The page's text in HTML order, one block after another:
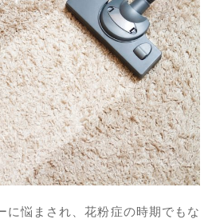
に悩まされ、花粉症の時期でもな